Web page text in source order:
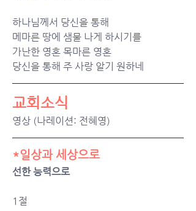
하나님께서 당신을 통해
메마른 땅에 샘물 나게 하시기를
가난한 영혼 목마른 영혼
당신을 통해 주 사랑 알기 원하네
교회소식
영상 (나레이션: 전혜영)
*일상과 세상으로
선한 능력으로
1절